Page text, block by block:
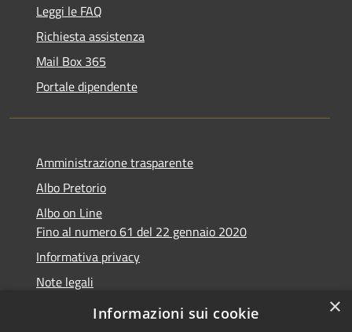
Leggi le FAQ
Richiesta assistenza
Mail Box 365
Portale dipendente
Amministrazione trasparente
Albo Pretorio
Albo on Line
Fino al numero 61 del 22 gennaio 2020
Informativa privacy
Note legali
Dichiarazione di accessibilità
×
Informazioni sui cookie